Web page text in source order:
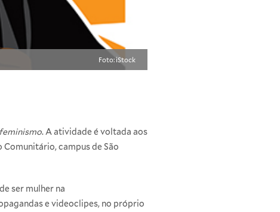
Foto: iStock
. A atividade é voltada aos
campus de São
ser mulher na
e videoclipes, no próprio